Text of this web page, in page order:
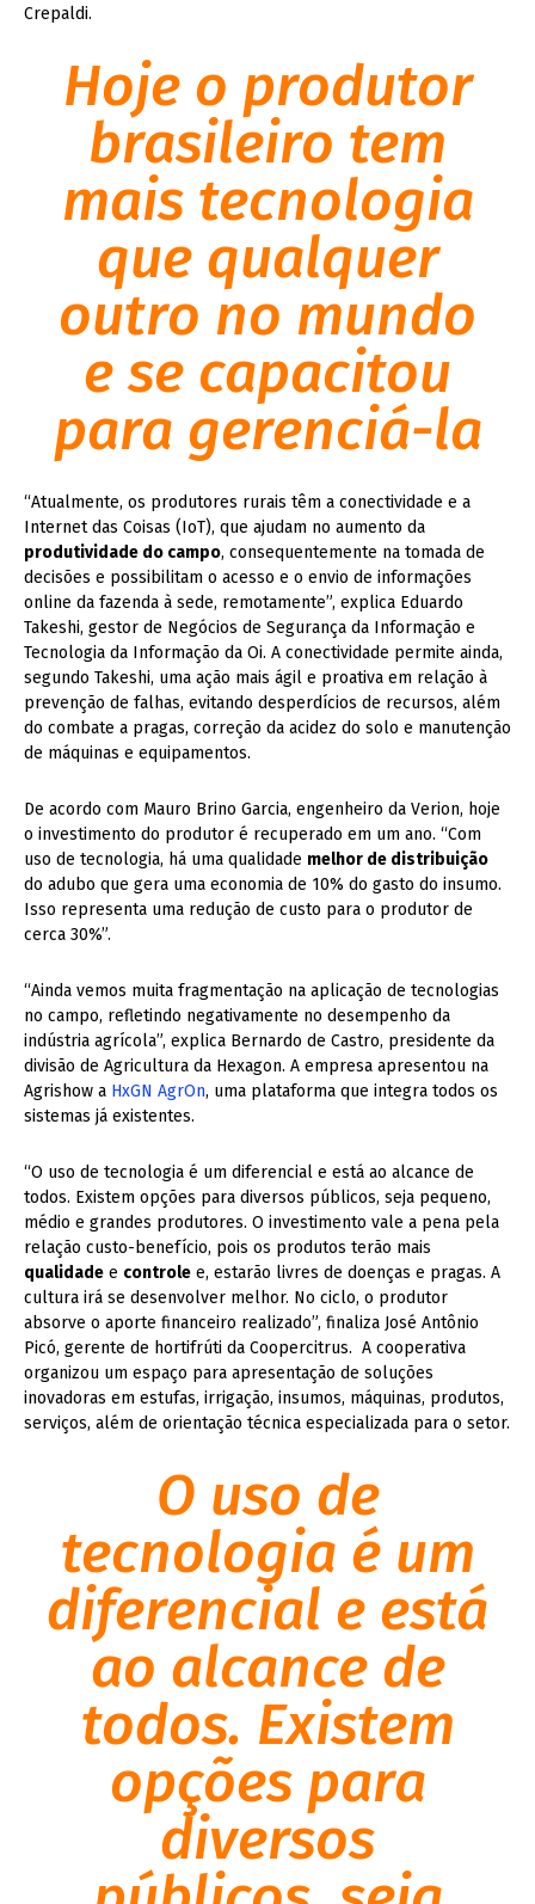
Crepaldi.
Hoje o produtor
brasileiro tem
mais tecnologia
que qualquer
outro no mundo
e se capacitou
para gerenciá-la
“Atualmente, os produtores rurais têm a conectividade e a
Internet das Coisas (IoT), que ajudam no aumento da
produtividade do campo, consequentemente na tomada de
decisões e possibilitam o acesso e o envio de informações
online da fazenda à sede, remotamente”, explica Eduardo
Takeshi, gestor de Negócios de Segurança da Informação e
Tecnologia da Informação da Oi. A conectividade permite ainda,
segundo Takeshi, uma ação mais ágil e proativa em relação à
prevenção de falhas, evitando desperdícios de recursos, além
do combate a pragas, correção da acidez do solo e manutenção
de máquinas e equipamentos.
De acordo com Mauro Brino Garcia, engenheiro da Verion, hoje
o investimento do produtor é recuperado em um ano. “Com
uso de tecnologia, há uma qualidade melhor de distribuição
do adubo que gera uma economia de 10% do gasto do insumo.
Isso representa uma redução de custo para o produtor de
cerca 30%”.
“Ainda vemos muita fragmentação na aplicação de tecnologias
no campo, refletindo negativamente no desempenho da
indústria agrícola”, explica Bernardo de Castro, presidente da
divisão de Agricultura da Hexagon. A empresa apresentou na
Agrishow a HxGN AgrOn, uma plataforma que integra todos os
sistemas já existentes.
“O uso de tecnologia é um diferencial e está ao alcance de
todos. Existem opções para diversos públicos, seja pequeno,
médio e grandes produtores. O investimento vale a pena pela
relação custo-benefício, pois os produtos terão mais
qualidade e controle e, estarão livres de doenças e pragas. A
cultura irá se desenvolver melhor. No ciclo, o produtor
absorve o aporte financeiro realizado”, finaliza José Antônio
Picó, gerente de hortifrúti da Coopercitrus. A cooperativa
organizou um espaço para apresentação de soluções
inovadoras em estufas, irrigação, insumos, máquinas, produtos,
serviços, além de orientação técnica especializada para o setor.
O uso de
tecnologia é um
diferencial e está
ao alcance de
todos. Existem
opções para
diversos